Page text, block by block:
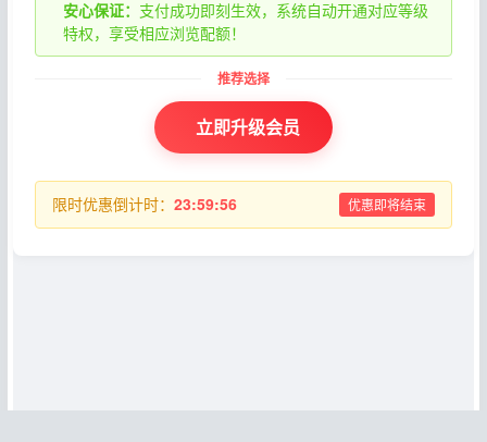
安心保证： 支付成功即刻生效，系统自动开通对应等级
特权，享受相应浏览配额！
立即升级会员
限时优惠倒计时： 23:59:55 优惠即将结束